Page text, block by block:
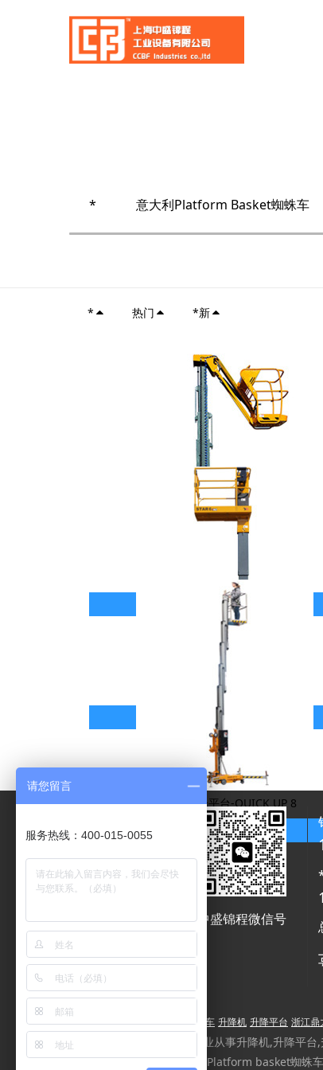
* 意大利Platform Basket蜘蛛车
* 热门 *新
套筒式升降机-STAR 10
查看具体参数
套筒式升降机-STAR 6 PICKING
查看具体参数
桅杆式升降平台-QUICK UP 8
查看具体参数
中盛锦程微信号 中盛锦程微信号
高空作业平台 高空作业车 升降机 升降平台 浙江鼎
中盛锦程高空作业平台专业从事升降机,升降平
本AIRMAN埃尔曼,意大利Platform basket蜘蛛
请您留言
服务热线：400-015-0055